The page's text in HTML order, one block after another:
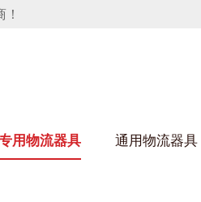
！
用物流器具
装下载进入架 通用物流器具